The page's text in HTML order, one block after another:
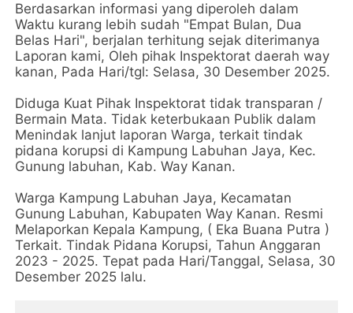
Berdasarkan informasi yang diperoleh dalam
Waktu kurang lebih sudah "Empat Bulan, Dua
Belas Hari", berjalan terhitung sejak diterimanya
Laporan kami, Oleh pihak Inspektorat daerah way
kanan, Pada Hari/tgl: Selasa, 30 Desember 2025.
Diduga Kuat Pihak Inspektorat tidak transparan /
Bermain Mata. Tidak keterbukaan Publik dalam
Menindak lanjut laporan Warga, terkait tindak
pidana korupsi di Kampung Labuhan Jaya, Kec.
Gunung labuhan, Kab. Way Kanan.
Warga Kampung Labuhan Jaya, Kecamatan
Gunung Labuhan, Kabupaten Way Kanan. Resmi
Melaporkan Kepala Kampung, ( Eka Buana Putra )
Terkait. Tindak Pidana Korupsi, Tahun Anggaran
2023 - 2025. Tepat pada Hari/Tanggal, Selasa, 30
Desember 2025 lalu.